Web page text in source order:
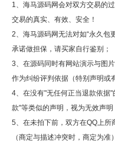
1、海马源码网会对双方交易的
交易的真实、有效、安全！
2、 海马源码网无法对如“永久包
承诺做担保，请买家自行鉴别；
3、在源码同时有网站演示与图
作为纠纷评判依据（特别声明或
4、在没有"无任何正当退款依据
款"等类似的声明，视为无效声明
5、在未拍下前，双方在QQ上
（商定与描述冲突时，商定为准